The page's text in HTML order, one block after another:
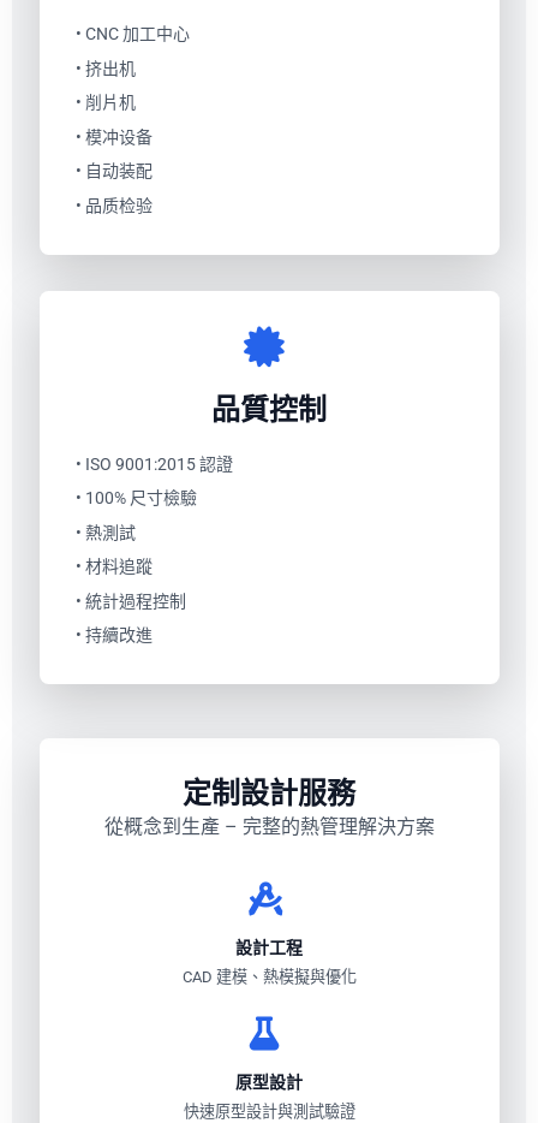
• CNC 加工中心
• 挤出机
• 削片机
• 模冲设备
• 自动装配
• 品质检验
品質控制
• ISO 9001:2015 認證
• 100% 尺寸檢驗
• 熱測試
• 材料追蹤
• 統計過程控制
• 持續改進
定制設計服務
從概念到生產 – 完整的熱管理解決方案
設計工程
CAD 建模、熱模擬與優化
原型設計
快速原型設計與測試驗證